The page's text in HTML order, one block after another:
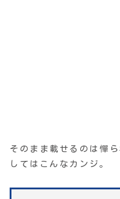
そのまま載せるのは憚
してはこんなカンジ。